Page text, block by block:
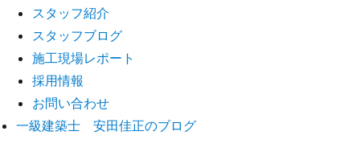
スタッフ紹介
スタッフブログ
施工現場レポート
採用情報
お問い合わせ
一級建築士 安田佳正のブログ